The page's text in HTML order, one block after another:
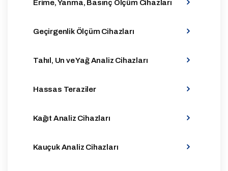
Erime, Yanma, Basınç Ölçüm Cihazları
Geçirgenlik Ölçüm Cihazları
Tahıl, Un ve Yağ Analiz Cihazları
Hassas Teraziler
Kağıt Analiz Cihazları
Kauçuk Analiz Cihazları